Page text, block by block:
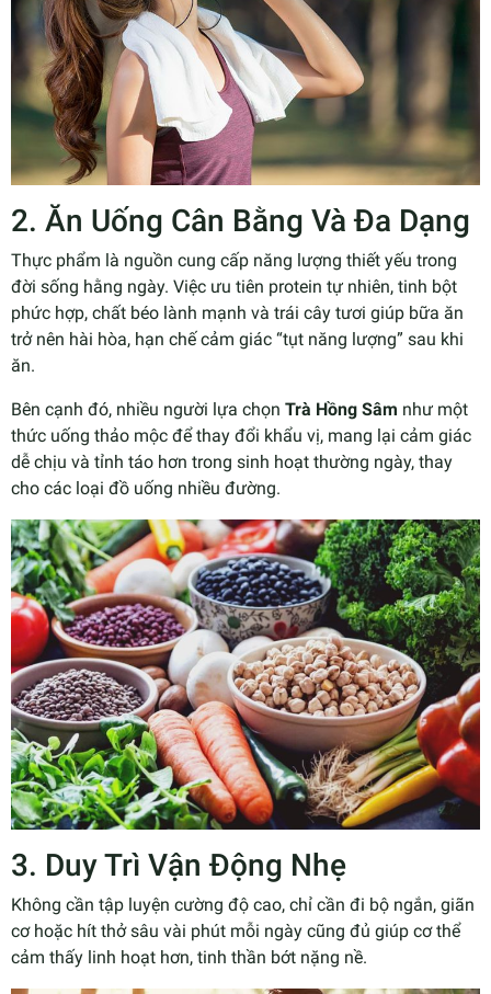
2. Ăn Uống Cân Bằng Và Đa Dạng
Thực phẩm là nguồn cung cấp năng lượng thiết yếu trong
đời sống hằng ngày. Việc ưu tiên protein tự nhiên, tinh bột
phức hợp, chất béo lành mạnh và trái cây tươi giúp bữa ăn
trở nên hài hòa, hạn chế cảm giác “tụt năng lượng” sau khi
ăn.
Bên cạnh đó, nhiều người lựa chọn Trà Hồng Sâm như một
thức uống thảo mộc để thay đổi khẩu vị, mang lại cảm giác
dễ chịu và tỉnh táo hơn trong sinh hoạt thường ngày, thay
cho các loại đồ uống nhiều đường.
3. Duy Trì Vận Động Nhẹ
Không cần tập luyện cường độ cao, chỉ cần đi bộ ngắn, giãn
cơ hoặc hít thở sâu vài phút mỗi ngày cũng đủ giúp cơ thể
cảm thấy linh hoạt hơn, tinh thần bớt nặng nề.